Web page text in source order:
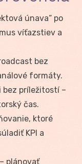
únava“ po
víťazstiev a
bez
formáty.
príležitostí –
čas.
ktoré
KPI a
plánovať